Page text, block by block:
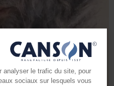
analyser le trafic du site, pour
sociaux sur lesquels vous